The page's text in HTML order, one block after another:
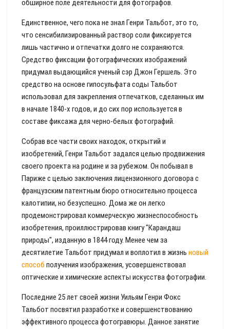
обширное поле деятельности для фотографов.
Единственное, чего пока не знал Генри Тальбот, это то,
что сенсибилизированный раствор соли фиксируется
лишь частично и отпечатки долго не сохраняются.
Средство фиксации фотографических изображений
придумал выдающийся ученый сэр Джон Гершель. Это
средство на основе гипосульфата соды Тальбот
использовал для закрепления отпечатков, сделанных им
в начале 1840-х годов, и до сих пор используется в
составе фиксажа для черно-белых фотографий.
Собрав все части своих находок, открытий и
изобретений, Генри Тальбот задался целью продвижения
своего проекта на родине и за рубежом. Он побывал в
Париже с целью заключения лицензионного договора с
французским патентным бюро относительно процесса
калотипии, но безуспешно. Дома же он легко
продемонстрировал коммерческую жизнеспособность
изобретения, проиллюстрировав книгу "Карандаш
природы", изданную в 1844 году. Менее чем за
десятилетие Тальбот придумал и воплотил в жизнь новый
способ получения изображения, усовершенствовал
оптические и химические аспекты искусства фотографии.
Последние 25 лет своей жизни Уильям Генри Фокс
Тальбот посвятил разработке и совершенствованию
эффективного процесса фотогравюры. Данное занятие